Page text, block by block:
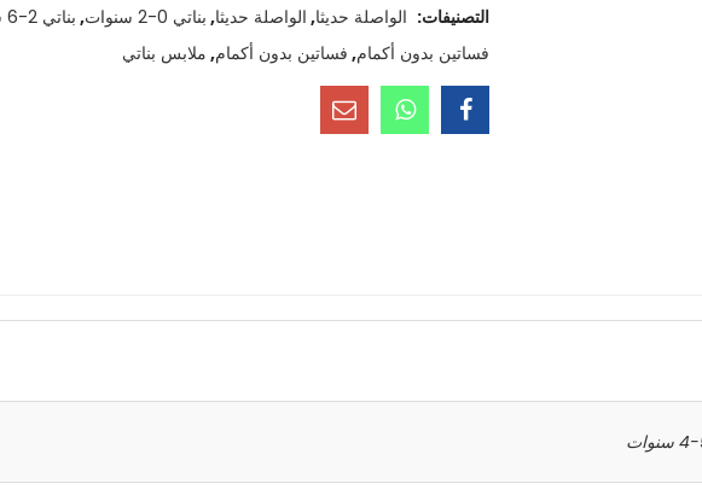
التصنيفات: الواصلة حديثا, الواصلة حديثا, بناتي 0-2 سنوات , بناتي 2-6 سنوات
فساتين بدون أكمام, فساتين بدون أكمام, ملابس بناتي